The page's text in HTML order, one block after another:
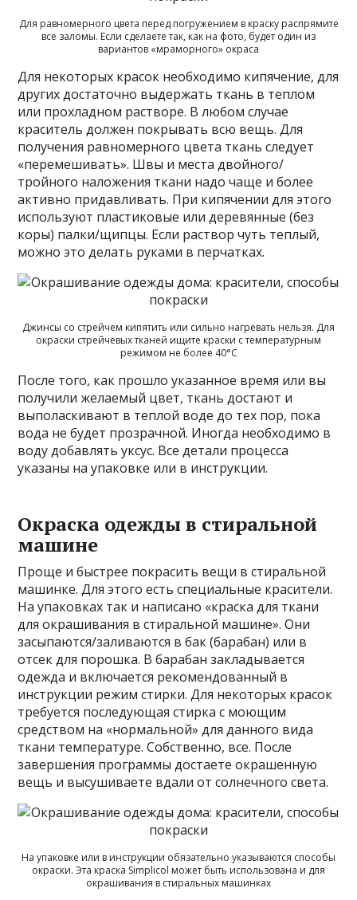
Для равномерного цвета перед погружением в краску распрямите
все заломы. Если сделаете так, как на фото, будет один из
вариантов «мраморного» окраса
Для некоторых красок необходимо кипячение, для
других достаточно выдержать ткань в теплом
или прохладном растворе. В любом случае
краситель должен покрывать всю вещь. Для
получения равномерного цвета ткань следует
«перемешивать». Швы и места двойного/
тройного наложения ткани надо чаще и более
активно придавливать. При кипячении для этого
используют пластиковые или деревянные (без
коры) палки/щипцы. Если раствор чуть теплый,
можно это делать руками в перчатках.
Джинсы со стрейчем кипятить или сильно нагревать нельзя. Для
окраски стрейчевых тканей ищите краски с температурным
режимом не более 40°C
После того, как прошло указанное время или вы
получили желаемый цвет, ткань достают и
выполаскивают в теплой воде до тех пор, пока
вода не будет прозрачной. Иногда необходимо в
воду добавлять уксус. Все детали процесса
указаны на упаковке или в инструкции.
Окраска одежды в стиральной
машине
Проще и быстрее покрасить вещи в стиральной
машинке. Для этого есть специальные красители.
На упаковках так и написано «краска для ткани
для окрашивания в стиральной машине». Они
засыпаются/заливаются в бак (барабан) или в
отсек для порошка. В барабан закладывается
одежда и включается рекомендованный в
инструкции режим стирки. Для некоторых красок
требуется последующая стирка с моющим
средством на «нормальной» для данного вида
ткани температуре. Собственно, все. После
завершения программы достаете окрашенную
вещь и высушиваете вдали от солнечного света.
На упаковке или в инструкции обязательно указываются способы
окраски. Эта краска Simplicol может быть использована и для
окрашивания в стиральных машинках